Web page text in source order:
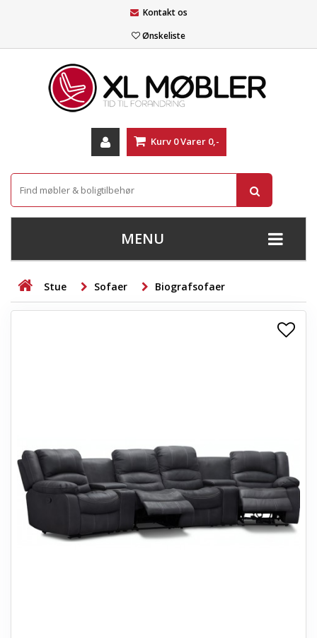
Kontakt os
Ønskeliste
Kurv 0Varer 0,-
MENU
+
STUE
+
LAMPER
+
ENTREMØBLER
+
HAVEMØBLER
Stue Sofaer Biografsofaer